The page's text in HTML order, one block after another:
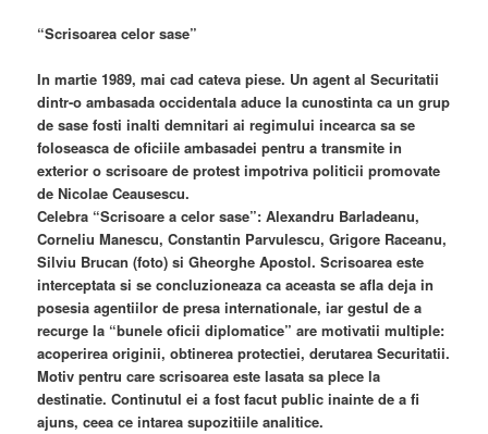
“Scrisoarea celor sase”
In martie 1989, mai cad cateva piese. Un agent al Securitatii
dintr-o ambasada occidentala aduce la cunostinta ca un grup
de sase fosti inalti demnitari ai regimului incearca sa se
foloseasca de oficiile ambasadei pentru a transmite in
exterior o scrisoare de protest impotriva politicii promovate
de Nicolae Ceausescu.
Celebra “Scrisoare a celor sase”: Alexandru Barladeanu,
Corneliu Manescu, Constantin Parvulescu, Grigore Raceanu,
Silviu Brucan (foto) si Gheorghe Apostol. Scrisoarea este
interceptata si se concluzioneaza ca aceasta se afla deja in
posesia agentiilor de presa internationale, iar gestul de a
recurge la “bunele oficii diplomatice” are motivatii multiple:
acoperirea originii, obtinerea protectiei, derutarea Securitatii.
Motiv pentru care scrisoarea este lasata sa plece la
destinatie. Continutul ei a fost facut public inainte de a fi
ajuns, ceea ce intarea supozitiile analitice.